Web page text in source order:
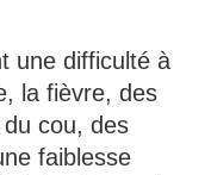
une difficulté à
la fièvre, des
cou, des
faiblesse